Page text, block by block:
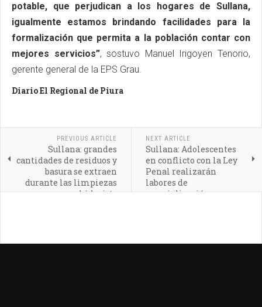
potable, que perjudican a los hogares de Sullana,
igualmente estamos brindando facilidades para la
formalización que permita a la población contar con
mejores servicios”, sostuvo Manuel Irigoyen Tenorio,
gerente general de la EPS Grau.
Diario El Regional de Piura
PREVIOUS ARTICLE
Sullana: grandes
cantidades de residuos y
basura se extraen
durante las limpiezas
con hidrojets
NEXT ARTICLE
Sullana: Adolescentes
en conflicto con la Ley
Penal realizarán
labores de
resocialización en